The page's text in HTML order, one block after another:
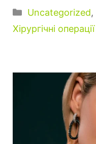
Категорії
Uncategorized,
Хірургічні операції